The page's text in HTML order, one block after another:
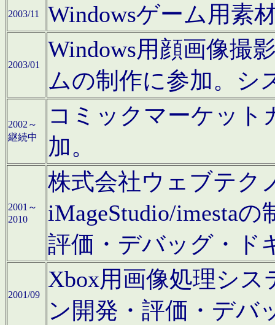
2003/11 Windowsゲーム用素
2003/01
Windows用顔画像撮
ムの制作に参加。シ
2002～
継続中
コミックマーケット
加。
2001～
2010
株式会社ウェブテク
iMageStudio/imesta
評価・デバッグ・ド
2001/09
Xbox用画像処理シ
ン開発・評価・デバ